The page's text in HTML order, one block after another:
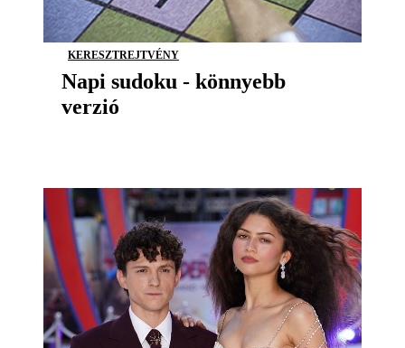
KERESZTREJTVÉNY
Napi sudoku - könnyebb
verzió